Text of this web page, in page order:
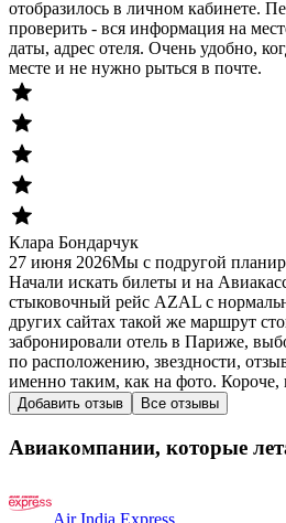
отобразилось в личном кабинете.
проверить - вся информация на
даты, адрес отеля. Очень удобно,
месте и не нужно рыться в почте.
Клара Бондарчук
27 июня 2026Мы с подругой
Начали искать билеты и на
стыковочный рейс AZAL с
других сайтах такой же маршрут
забронировали отель в Париже,
по расположению, звездности,
именно таким, как на фото. Короче,
Добавить отзыв Все отзывы
Авиакомпании, которые
Air India Express